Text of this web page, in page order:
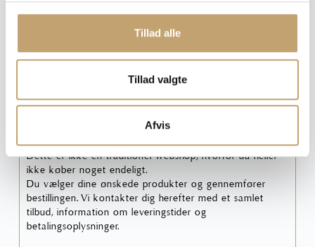
Tillad alle
Tillad valgte
Afvis
Pris pr. m²: 460,00 DKK
Medregn spild (10%)
Dette er ikke en traditionel webshop, hvorfor du heller
ikke køber noget endeligt.
Du vælger dine ønskede produkter og gennemfører
bestillingen. Vi kontakter dig herefter med et samlet
tilbud, information om leveringstider og
betalingsoplysninger.